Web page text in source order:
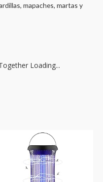
mapaches, martas y
Loading...